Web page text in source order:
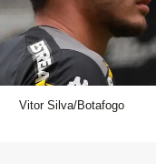
Vitor Silva/Botafogo